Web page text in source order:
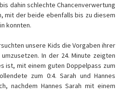
dahin schlechte Chancenverwertung
mit der beide ebenfalls bis zu diesem
konnten.
unsere Kids die Vorgaben ihrer
In der 24. Minute zeigten
ist, mit einem guten Doppelpass zum
zum 0:4. Sarah und Hannes
nachdem Hannes Sarah mit einem